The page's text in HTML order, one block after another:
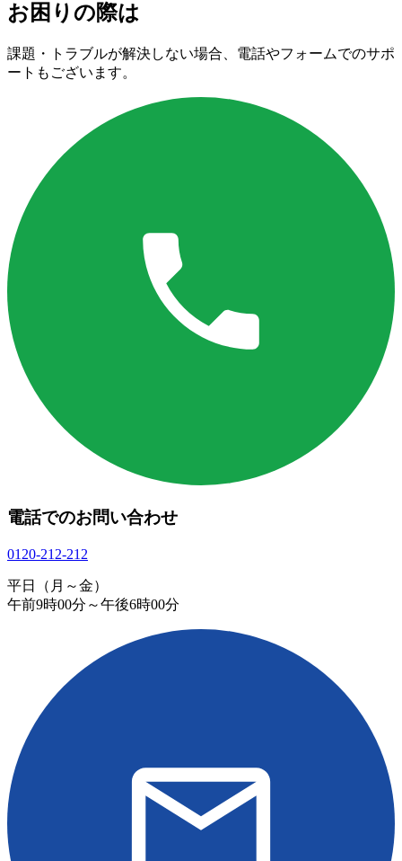
お困りの際は
課題・トラブルが解決しない場合、電話やフォームでのサポ
ートもございます。
電話でのお問い合わせ
0120-212-212
平日（月～金）
午前9時00分～午後6時00分